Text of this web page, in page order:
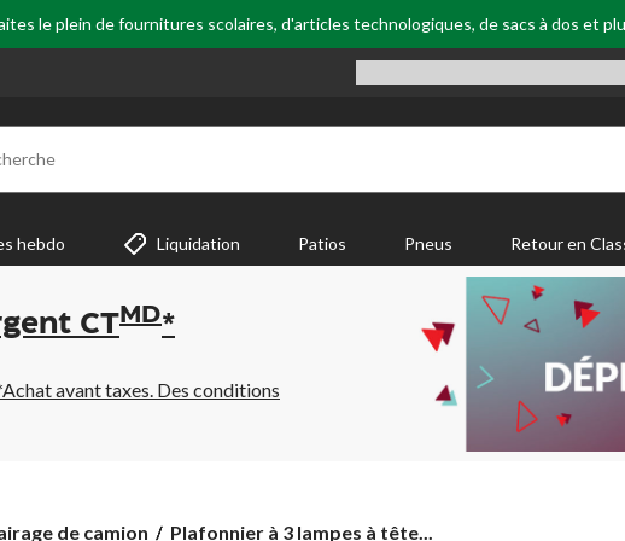
le plein de fournitures scolaires, d'articles technologiques, de sacs à dos et
hebdo Liquidation Patios Pneus Retour en
CT MD*
avant taxes. Des conditions
de camion
Plafonnier
Plafonnier à 3 lampes à tête...